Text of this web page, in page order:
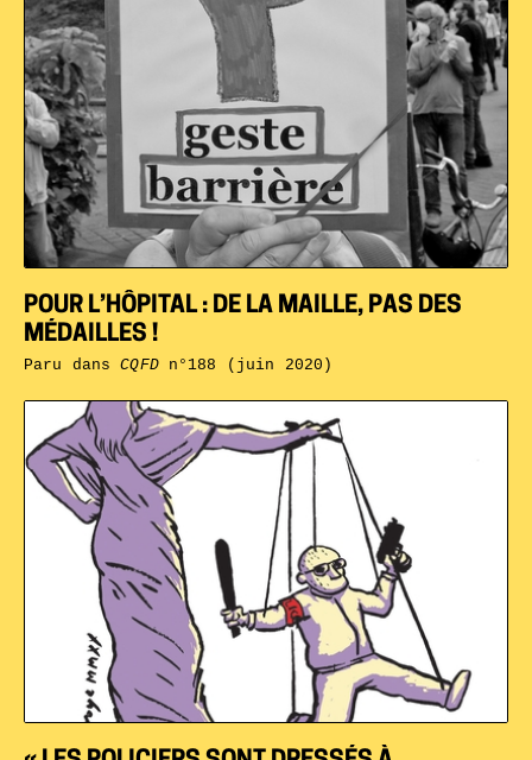
POUR L’HÔPITAL : DE LA MAILLE, PAS DES
MÉDAILLES !
Paru dansCQFDn°188 (juin 2020)